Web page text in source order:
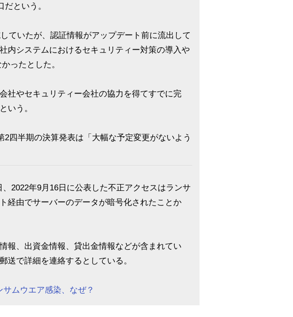
という。
ていたが、認証情報がアップデート前に流出して
内システムにおけるセキュリティー対策の導入や
ったとした。
社やセキュリティー会社の協力を得てすでに完
いう。
四半期の決算発表は「大幅な予定変更がないよう
2022年9月16日に公表した不正アクセスはランサ
経由でサーバーのデータが暗号化されたことか
報、出資金情報、貸出金情報などが含まれてい
送で詳細を連絡するとしている。
ムウエア感染、なぜ？